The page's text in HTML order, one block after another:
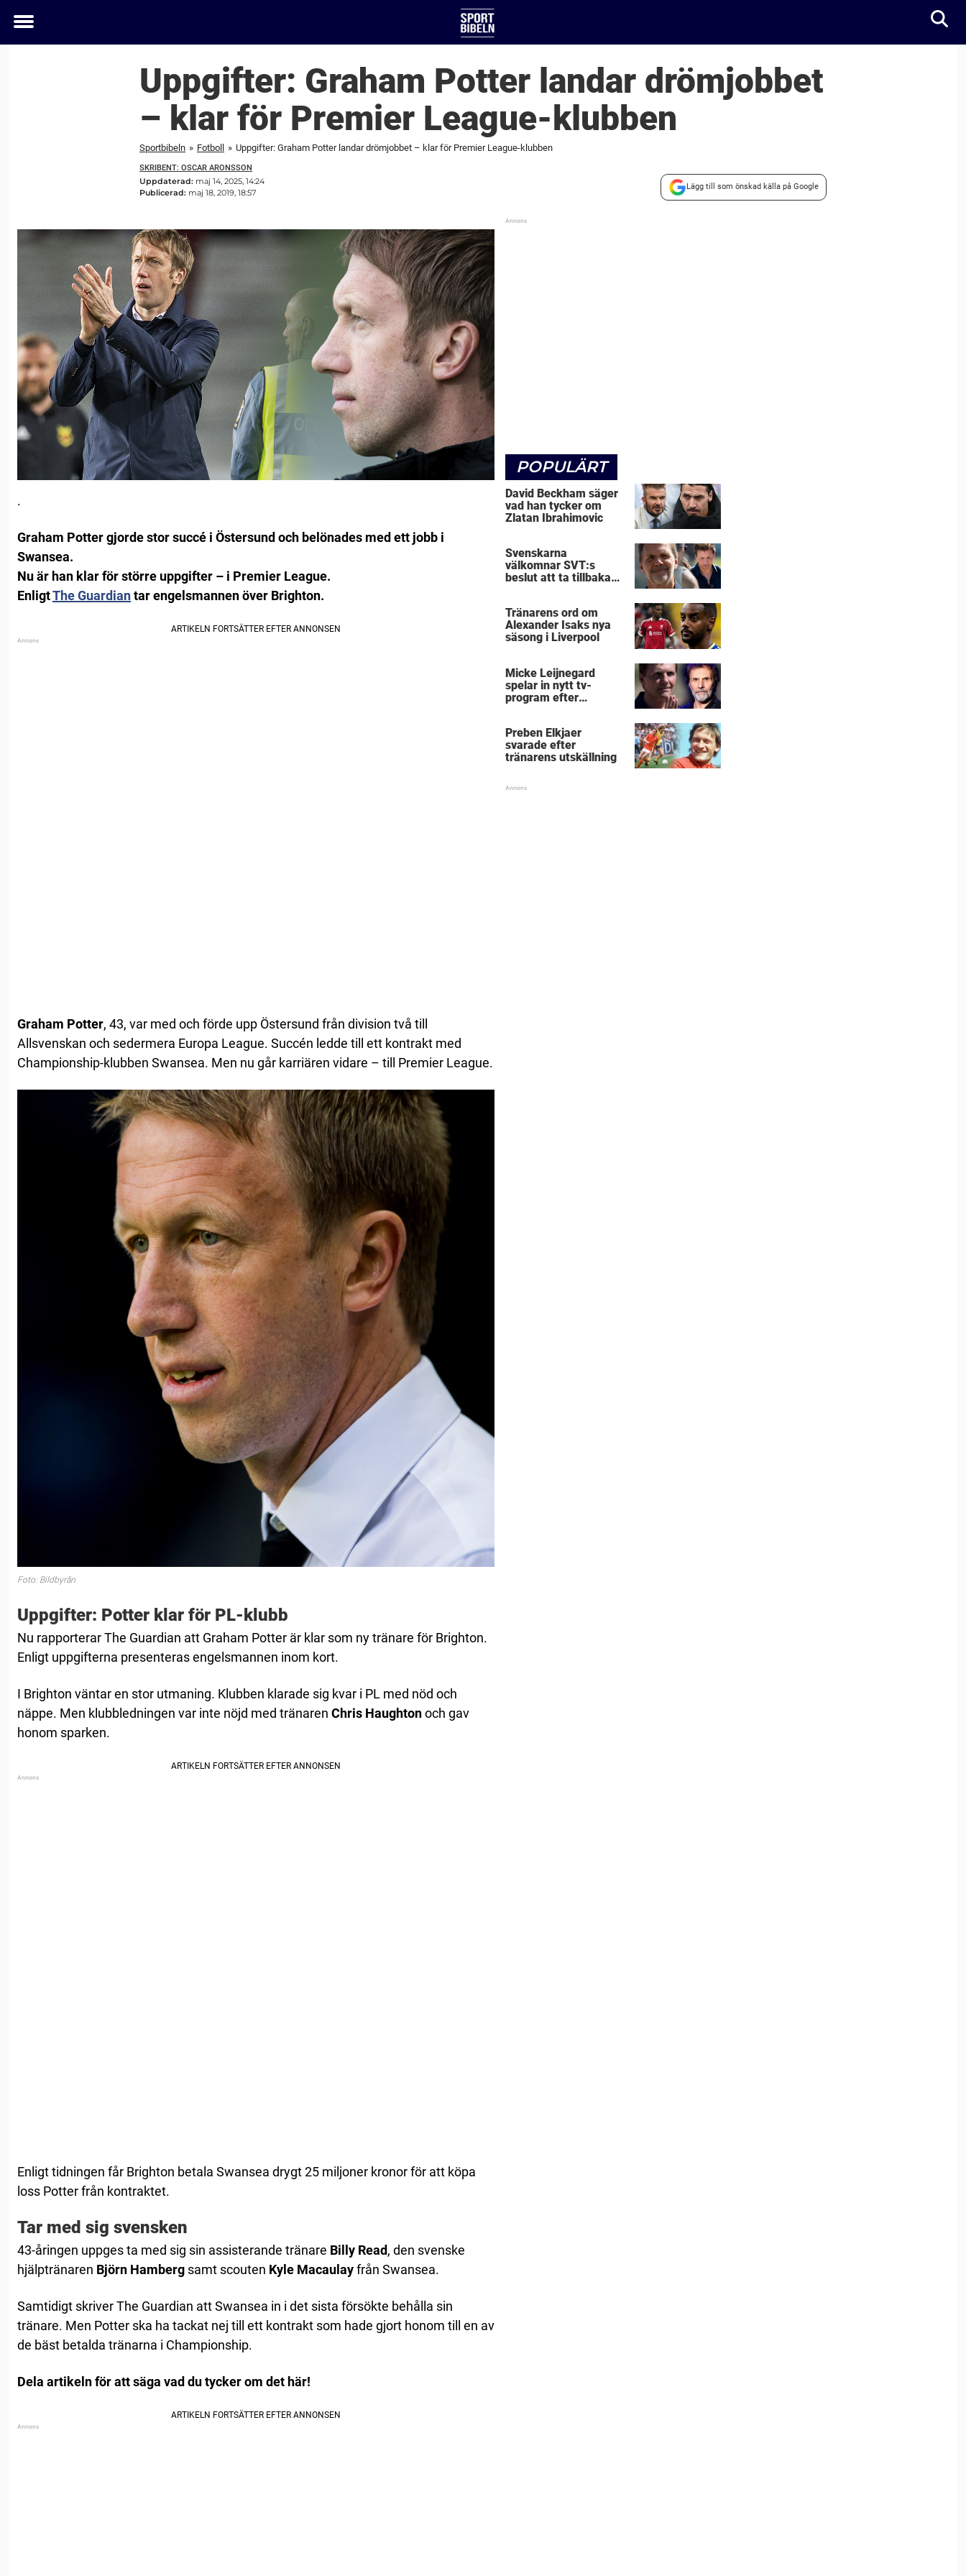
Toggle
Uppgifter: Graham Potter landar drömjobbet
– klar för Premier League-klubben
Sportbibeln » Fotboll » Uppgifter: Graham Potter landar drömjobbet – klar för Premier League-klubben
SKRIBENT: OSCAR ARONSSON
Uppdaterad: maj 14, 2025, 14:24
Publicerad: maj 18, 2019, 18:57
Lägg till som önskad källa på Google
.
Graham Potter gjorde stor succé i Östersund och belönades med ett jobb i
Swansea.
Nu är han klar för större uppgifter – i Premier League.
EnligtThe Guardiantar engelsmannen över Brighton.
Graham Potter, 43, var med och förde upp Östersund från division två till
Allsvenskan och sedermera Europa League. Succén ledde till ett kontrakt med
Championship-klubben Swansea. Men nu går karriären vidare – till Premier League.
Foto: Bildbyrån
Uppgifter: Potter klar för PL-klubb
Nu rapporterar The Guardian att Graham Potter är klar som ny tränare för Brighton.
Enligt uppgifterna presenteras engelsmannen inom kort.
I Brighton väntar en stor utmaning. Klubben klarade sig kvar i PL med nöd och
näppe. Men klubbledningen var inte nöjd med tränaren Chris Haughtonoch gav
honom sparken.
Enligt tidningen får Brighton betala Swansea drygt 25 miljoner kronor för att köpa
loss Potter från kontraktet.
Tar med sig svensken
43-åringen uppges ta med sig sin assisterande tränare Billy Read, den svenske
hjälptränaren Björn Hamberg samt scouten Kyle Macaulayfrån Swansea.
Samtidigt skriver The Guardian att Swansea in i det sista försökte behålla sin
tränare. Men Potter ska ha tackat nej till ett kontrakt som hade gjort honom till en av
de bäst betalda tränarna i Championship.
Dela artikeln för att säga vad du tycker om det här!
POPULÄRT
David Beckham säger
vad han tycker om
Zlatan Ibrahimovic
Svenskarna
välkomnar SVT:s
beslut att ta tillbaka
Tränarens ord om
Alexander Isaks nya
säsong i Liverpool
Micke Leijnegard
spelar in nytt tv-
program efter
Preben Elkjaer
svarade efter
tränarens utskällning